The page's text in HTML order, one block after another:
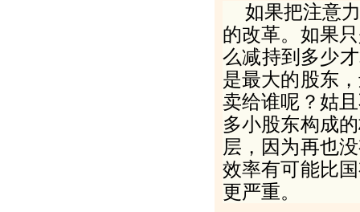
如果把注意
的改革。如果
么减持到多少
是最大的股东
卖给谁呢？姑
多小股东构成
层，因为再也
效率有可能比
更严重。